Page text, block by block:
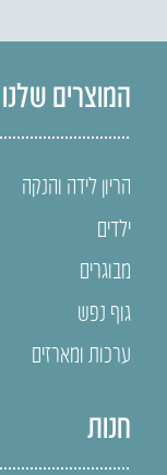
המוצרים שלנו
הריון לידה והנקה
ילדים
מבוגרים
גוף נפש
ערכות ומארזים
חנות